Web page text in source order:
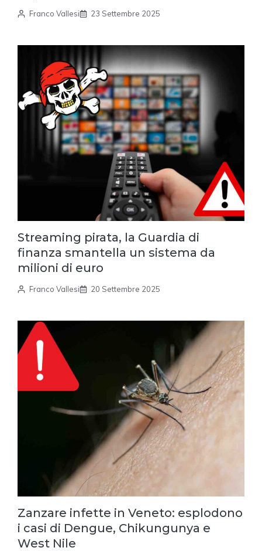
Franco Vallesi 23 Settembre 2025
Streaming pirata, la Guardia di
finanza smantella un sistema da
milioni di euro
Franco Vallesi 20 Settembre 2025
Zanzare infette in Veneto: esplodono
i casi di Dengue, Chikungunya e
West Nile